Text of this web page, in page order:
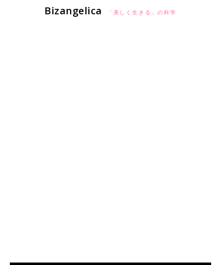
Bizangelica 「美しく生きる」の科学